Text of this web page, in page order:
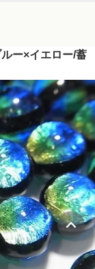
ー×イエロー/蓄